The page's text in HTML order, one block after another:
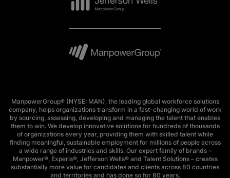
ManpowerGroup® (NYSE: MAN), the leading global workforce solutions
company, helps organizations transform in a fast-changing world of work
by sourcing, assessing, developing and managing the talent that enables
them to win. We develop innovative solutions for hundreds of thousands
of organizations every year, providing them with skilled talent while
finding meaningful, sustainable employment for millions of people across
a wide range of industries and skills. Our expert family of brands –
Manpower®, Experis®, Jefferson Wells® and Talent Solutions – creates
substantially more value for candidates and clients across 80 countries
and territories and has done so for 80 years.